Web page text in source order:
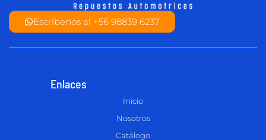
Escríbenos al +56 98839 6237
Enlaces
Inicio
Nosotros
Catálogo